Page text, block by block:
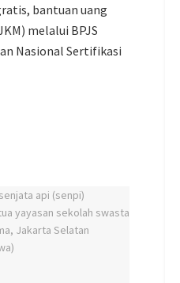
bantuan uang
melalui BPJS
Nasional Sertifikasi